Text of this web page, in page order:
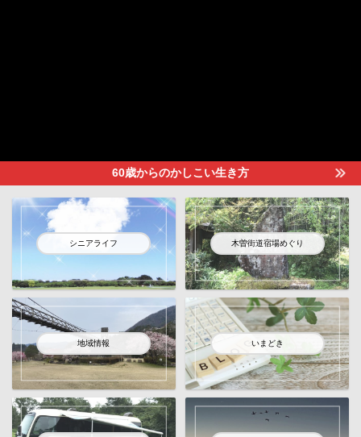
60歳からのかしこい生き方
シニアライフ 木曽街道宿場めぐり
地域情報 いまどき